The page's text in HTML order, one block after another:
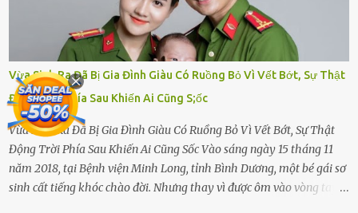
Vừa Sinh Ra Đã Bị Gia Đình Giàu Có Ruồng Bỏ Vì Vết Bớt, Sự Thật
Động Trời Phía Sau Khiến Ai Cũng S;ốc
Vừa Sinh Ra Đã Bị Gia Đình Giàu Có Ruồng Bỏ Vì Vết Bớt, Sự Thật
Động Trời Phía Sau Khiến Ai Cũng Sốc Vào sáng ngày 15 tháng 11
năm 2018, tại Bệnh viện Minh Long, tỉnh Bình Dương, một bé gái sơ
sinh cất tiếng khóc chào đời. Nhưng thay vì được ôm vào vòng tay